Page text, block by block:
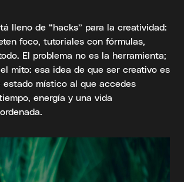
lleno de “hacks” para la creatividad:
foco, tutoriales con fórmulas,
El problema no es la herramienta;
mito: esa idea de que ser creativo es
estado místico al que accedes
energía y una vida